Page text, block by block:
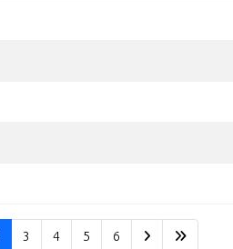
3 4 5 6